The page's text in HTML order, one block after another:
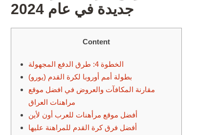
جديدة في عام 2024
Content
الخطوة 4: طرق الدفع المجهولة
بطولة أمم أوروبا لكرة القدم (يورو)
مقارنة المكافآت والعروض في افضل موقع
مراهنات العراق
أفضل موقع مرأهنات للعرب أون لأين
أفضل فرق كرة القدم للمراهنة عليها